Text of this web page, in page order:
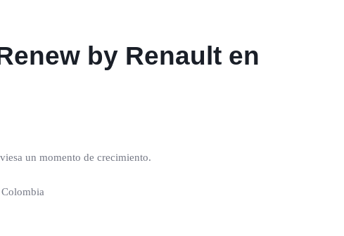
by Renault en
un momento de crecimiento.